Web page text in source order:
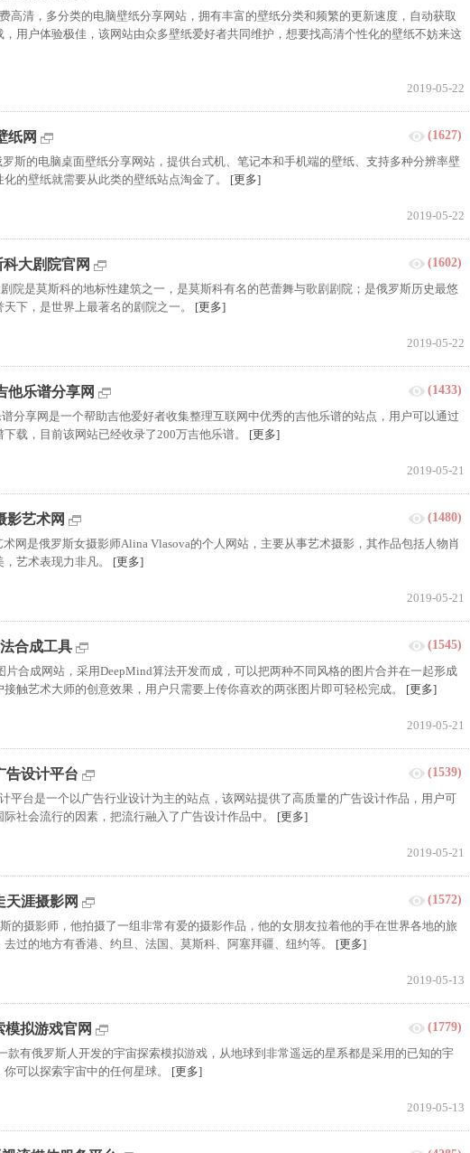
高清，多分类的电脑壁纸分享网站，拥有丰富的壁纸分类和频繁的更新速度，自动获取
用户体验极佳，该网站由众多壁纸爱好者共同维护，想要找高清个性化的壁纸不妨来这
2019-05-22
纸网
(1627)
斯的电脑桌面壁纸分享网站，提供台式机、笔记本和手机端的壁纸、支持多种分辨率壁
的壁纸就需要从此类的壁纸站点淘金了。 [更多]
2019-05-22
大剧院官网
(1602)
院是莫斯科的地标性建筑之一，是莫斯科有名的芭蕾舞与歌剧剧院；是俄罗斯历史最悠
下，是世界上最著名的剧院之一。 [更多]
2019-05-22
他乐谱分享网
(1433)
分享网是一个帮助吉他爱好者收集整理互联网中优秀的吉他乐谱的站点，用户可以通过
载，目前该网站已经收录了200万吉他乐谱。 [更多]
2019-05-21
影艺术网
(1480)
网是俄罗斯女摄影师Alina Vlasova的个人网站，主要从事艺术摄影，其作品包括人物肖
艺术表现力非凡。 [更多]
2019-05-21
合成工具
(1545)
片合成网站，采用DeepMind算法开发而成，可以把两种不同风格的图片合并在一起形成
触艺术大师的创意效果，用户只需要上传你喜欢的两张图片即可轻松完成。 [更多]
2019-05-21
告设计平台
(1539)
平台是一个以广告行业设计为主的站点，该网站提供了高质量的广告设计作品，用户可
社会流行的因素，把流行融入了广告设计作品中。 [更多]
2019-05-21
天涯摄影网
(1572)
的摄影师，他拍摄了一组非常有爱的摄影作品，他的女朋友拉着他的手在世界各地的旅
过的地方有香港、约旦、法国、莫斯科、阿塞拜疆、纽约等。 [更多]
2019-05-13
模拟游戏官网
(1779)
款有俄罗斯人开发的宇宙探索模拟游戏，从地球到非常遥远的星系都是采用的已知的宇
可以探索宇宙中的任何星球。 [更多]
2019-05-13